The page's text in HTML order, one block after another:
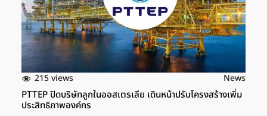
215 views News
PTTEP ปิดบริษัทลูกในออสเตรเลีย เดินหน้าปรับโครงสร้างเพิ่ม
ประสิทธิภาพองค์กร